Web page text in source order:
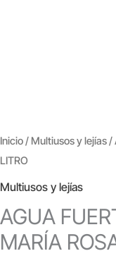
Inicio/ Multiusos y lejías/
LITRO
Multiusos y lejías
AGUA
MARÍA